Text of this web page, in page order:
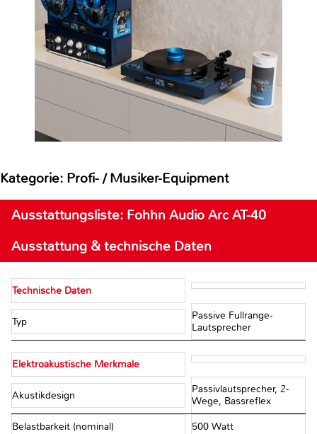
Kategorie: Profi- / Musiker-Equipment
Ausstattungsliste: Fohhn Audio Arc AT-40
Ausstattung & technische Daten
Technische Daten
Typ
Passive Fullrange-
Lautsprecher
Elektroakustische Merkmale
Akustikdesign
Passivlautsprecher, 2-
Wege, Bassreflex
Belastbarkeit (nominal) 500 Watt